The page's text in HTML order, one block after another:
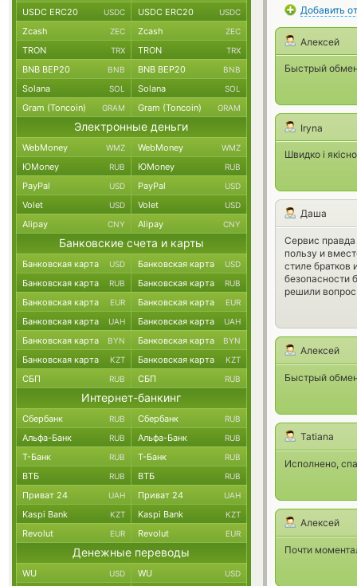
Добавить
Алексей
Быстрый
Iryna
Швидко і
Даша
Сервис
пользу и
cтиле
безопасности
решили
Алексей
Быстрый
Tatiana
Исполнено,
Алексей
Почти
USDC ERC20 USDC USDC ERC20 USDC
Zcash ZEC Zcash ZEC
TRON TRX TRON TRX
BNB BEP20 BNB BNB BEP20 BNB
Solana SOL Solana SOL
Gram (Toncoin) GRAM Gram (Toncoin) GRAM
Электронные деньги
WebMoney WMZ WebMoney WMZ
ЮMoney RUB ЮMoney RUB
PayPal USD PayPal USD
Volet USD Volet USD
Alipay CNY Alipay CNY
Банковские счета и карты
Банковская карта USD Банковская карта USD
Банковская карта RUB Банковская карта RUB
Банковская карта EUR Банковская карта EUR
Банковская карта UAH Банковская карта UAH
Банковская карта BYN Банковская карта BYN
Банковская карта KZT Банковская карта KZT
СБП RUB СБП RUB
Интернет-банкинг
Сбербанк RUB Сбербанк RUB
Альфа-Банк RUB Альфа-Банк RUB
Т-Банк RUB Т-Банк RUB
ВТБ RUB ВТБ RUB
Приват 24 UAH Приват 24 UAH
Kaspi Bank KZT Kaspi Bank KZT
Revolut EUR Revolut EUR
Денежные переводы
WU USD WU USD